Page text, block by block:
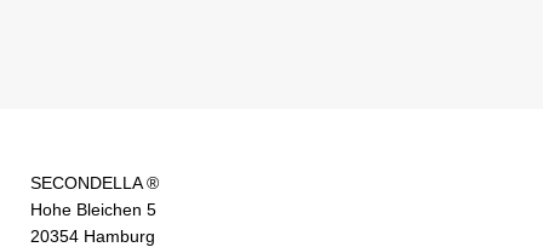
SECONDELLA ®
Hohe Bleichen 5
20354 Hamburg